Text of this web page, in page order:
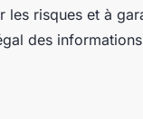
les risques et à
des